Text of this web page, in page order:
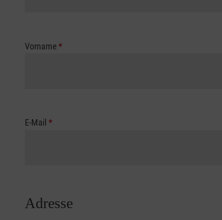
Vorname*
E-Mail *
Adresse